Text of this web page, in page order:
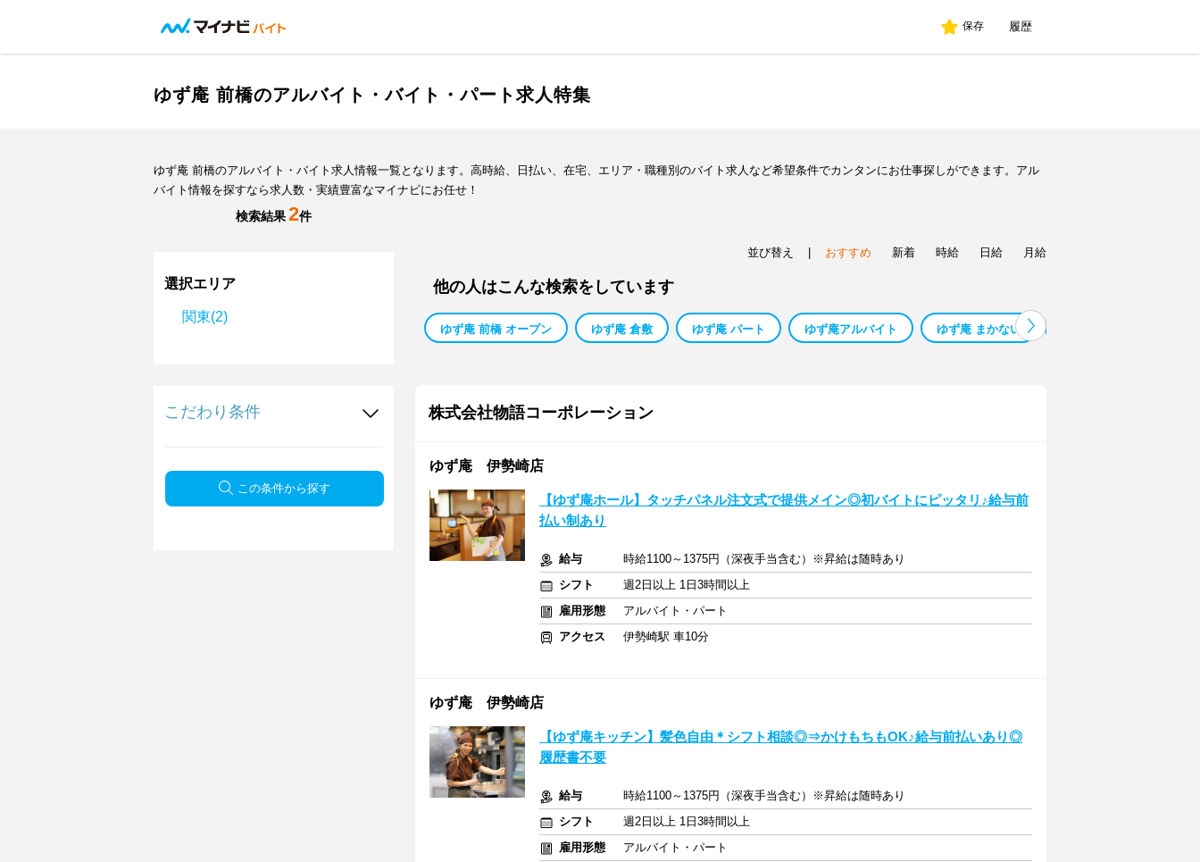
保存 履歴
ゆず庵 前橋のアルバイト・バイト・パート求人特集
ゆず庵 前橋のアルバイト・バイト求人情報一覧となります。高時給、日払い、在宅、エリア・職種別のバイト求人など希望条件でカンタンにお仕事探しができます。アル
バイト情報を探すなら求人数・実績豊富なマイナビにお任せ！
検索結果2件
選択エリア
関東(2)
こだわり条件
この条件から探す
並び替え おすすめ 新着 時給 日給 月給
他の人はこんな検索をしています
ゆず庵 前橋 オープン ゆず庵 倉敷 ゆず庵 パート ゆず庵アルバイト ゆず庵 まかない
株式会社物語コーポレーション
ゆず庵 伊勢崎店
【ゆず庵ホール】タッチパネル注文式で提供メイン◎初バイトにピッタリ♪給与前
払い制あり
給与
時給1100～1375円（深夜手当含む）※昇給は随時あり
シフト
週2日以上 1日3時間以上
雇用形態
アルバイト・パート
アクセス
伊勢崎駅 車10分
ゆず庵 伊勢崎店
【ゆず庵キッチン】髪色自由＊シフト相談◎⇒かけもちもOK♪給与前払いあり◎
履歴書不要
給与
時給1100～1375円（深夜手当含む）※昇給は随時あり
シフト
週2日以上 1日3時間以上
雇用形態
アルバイト・パート